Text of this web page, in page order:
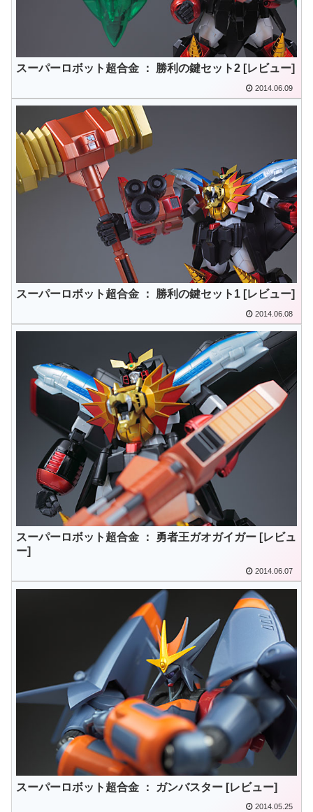
スーパーロボット超合金 ： 勝利の鍵セット2 [レビュー]
2014.06.09
スーパーロボット超合金 ： 勝利の鍵セット1 [レビュー]
2014.06.08
スーパーロボット超合金 ： 勇者王ガオガイガー [レビュ
ー]
2014.06.07
スーパーロボット超合金 ： ガンバスター [レビュー]
2014.05.25